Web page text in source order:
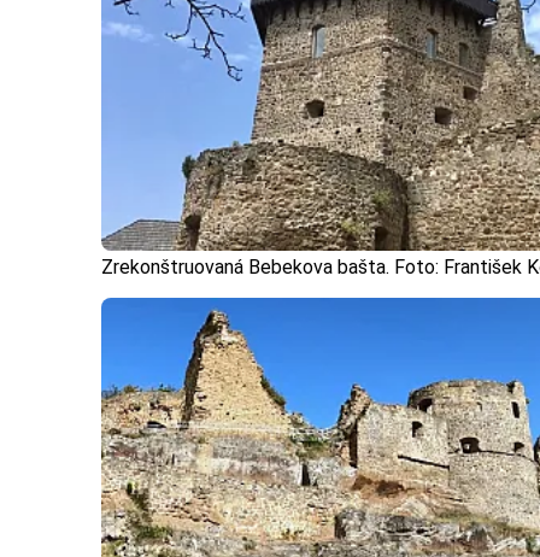
Zrekonštruovaná Bebekova bašta. Foto: František